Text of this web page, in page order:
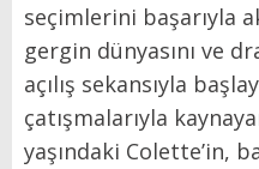
seçimlerini başarıyla
gergin dünyasını ve
açılış sekansıyla
çatışmalarıyla
yaşındaki Colette’in,